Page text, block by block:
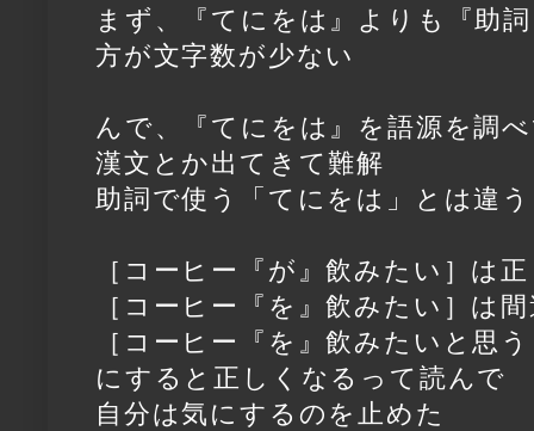
まず、『てにをは』よりも『助
方が文字数が少ない
んで、『てにをは』を語源を調
漢文とか出てきて難解
助詞で使う「てにをは」とは違
［コーヒー『が』飲みたい］は
［コーヒー『を』飲みたい］は
［コーヒー『を』飲みたいと思
にすると正しくなるって読んで
自分は気にするのを止めた